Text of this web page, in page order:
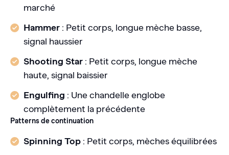
marché
Hammer : Petit corps, longue mèche basse,
signal haussier
Shooting Star : Petit corps, longue mèche
haute, signal baissier
Engulfing : Une chandelle englobe
complètement la précédente
Patterns de continuation
Spinning Top : Petit corps, mèches équilibrées